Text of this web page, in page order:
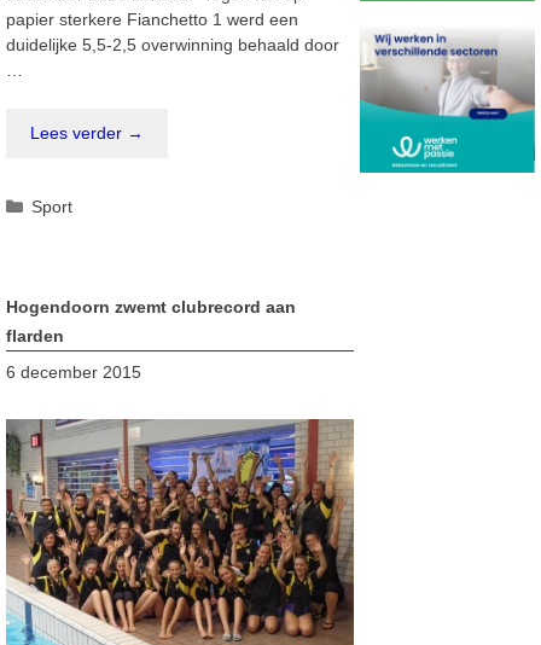
papier sterkere Fianchetto 1 werd een
duidelijke 5,5-2,5 overwinning behaald door
Lees verder →
Categorieën
Sport
Hogendoorn zwemt clubrecord aan
flarden
6 december 2015